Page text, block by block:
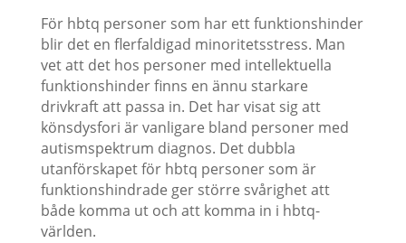
För hbtq personer som har ett funktionshinder
blir det en flerfaldigad minoritetsstress. Man
vet att det hos personer med intellektuella
funktionshinder finns en ännu starkare
drivkraft att passa in. Det har visat sig att
könsdysfori är vanligare bland personer med
autismspektrum diagnos. Det dubbla
utanförskapet för hbtq personer som är
funktionshindrade ger större svårighet att
både komma ut och att komma in i hbtq-
världen.